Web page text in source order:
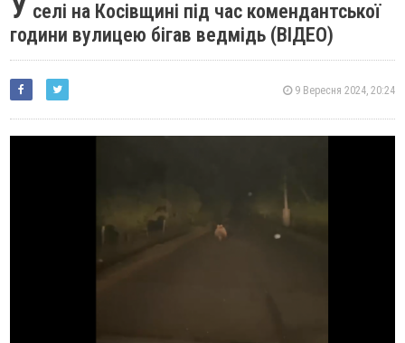
селі на Косівщині під час комендантської
години вулицею бігав ведмідь (ВІДЕО)
9 Вересня 2024, 20:24